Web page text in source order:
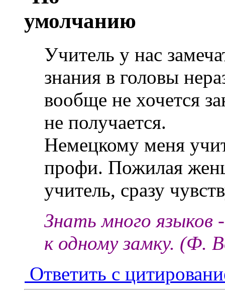
Учитель у нас
знания в головы
вообще не хочется
не получается.
Немецкому меня
профи. Пожилая
учитель, сразу
Знать много языков
к одному замку. (Ф.
Ответить с